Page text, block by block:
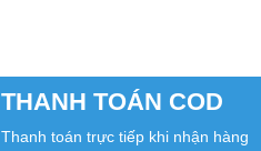
THANH TOÁN COD
Thanh toán trực tiếp khi nhận hàng